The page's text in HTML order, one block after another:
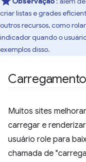
criar listas e grades
outros recursos, como
indicador quando o
exemplos disso.
Muitos sites
carregar e
usuário role para
chamada de